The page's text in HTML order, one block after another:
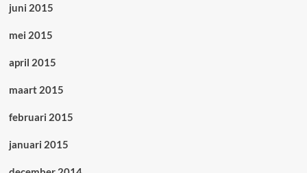
juni 2015
mei 2015
april 2015
maart 2015
februari 2015
januari 2015